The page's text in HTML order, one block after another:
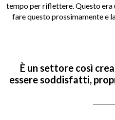
tempo per riflettere. Questo era
fare questo prossimamente e
È un settore così
essere soddisfatti,